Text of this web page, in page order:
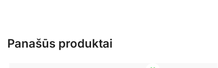
Panašūs produktai